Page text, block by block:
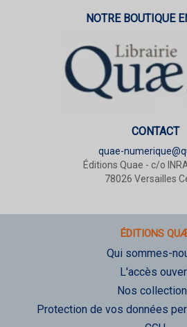
NOTRE BOUTIQUE
CONTACT
quae-
Éditions Quae - c/o
78026 Versailles
ÉDITIONS
Qui sommes-
L'accès
Nos
Protection de vos données